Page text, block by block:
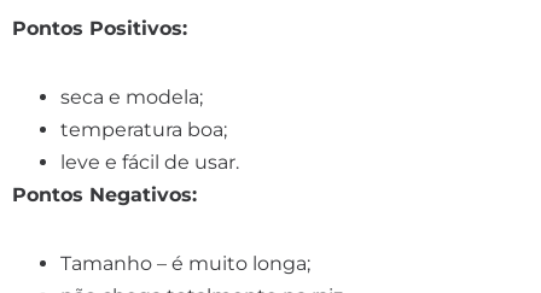
Pontos Positivos:
seca e modela;
temperatura boa;
leve e fácil de usar.
Pontos Negativos:
Tamanho – é muito longa;